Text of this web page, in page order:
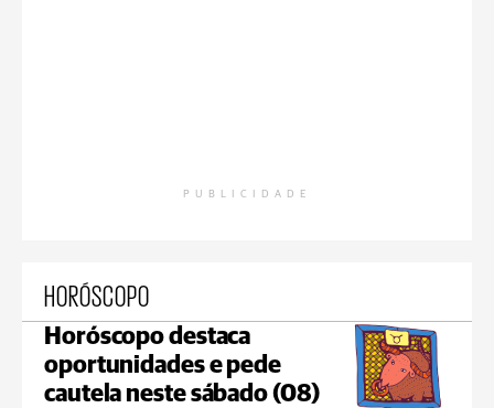
PUBLICIDADE
HORÓSCOPO
Horóscopo destaca
oportunidades e pede
cautela neste sábado (08)